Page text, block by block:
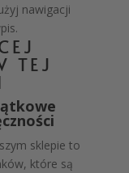
nawigacji
TEJ
sklepie to
które są